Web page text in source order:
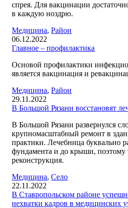
спрея. Для вакцинации
в каждую ноздрю.
Медицина,Район
06.12.2022
Главное – профилактика
Основой профилактики
является вакцинация и
Медицина,Район
29.11.2022
В Большой Рязани восстановят
В Большой Рязани развернулся
крупномасштабный ремонт в
практики. Лечебница буквально
фундамента и до крыши, поэтому
реконструкция.
Медицина,Село
22.11.2022
В Ставропольском районе
нехватки кадров в медицинских